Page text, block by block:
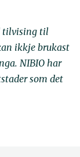
tilvising til
ikkje brukast
NIBIO har
som det